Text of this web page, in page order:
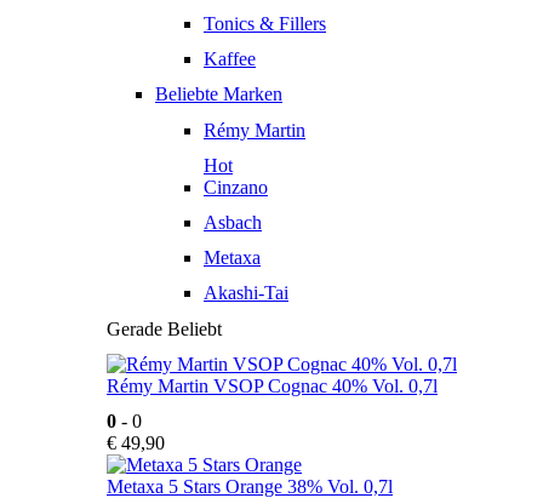
Tonics & Fillers
Kaffee
Beliebte Marken
Rémy Martin
Hot
Cinzano
Asbach
Metaxa
Akashi-Tai
Gerade Beliebt
Rémy Martin VSOP Cognac 40% Vol. 0,7l
0 - 0
€ 49,90
Metaxa 5 Stars Orange 38% Vol. 0,7l